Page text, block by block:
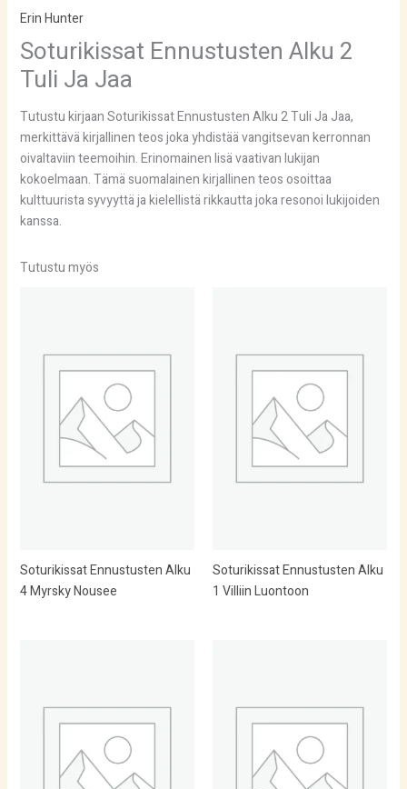
Erin Hunter
Soturikissat Ennustusten Alku 2
Tuli Ja Jaa
Tutustu kirjaan Soturikissat Ennustusten Alku 2 Tuli Ja Jaa,
merkittävä kirjallinen teos joka yhdistää vangitsevan kerronnan
oivaltaviin teemoihin. Erinomainen lisä vaativan lukijan
kokoelmaan. Tämä suomalainen kirjallinen teos osoittaa
kulttuurista syvyyttä ja kielellistä rikkautta joka resonoi lukijoiden
kanssa.
Tutustu myös
Soturikissat Ennustusten Alku
4 Myrsky Nousee
Soturikissat Ennustusten Alku
1 Villiin Luontoon